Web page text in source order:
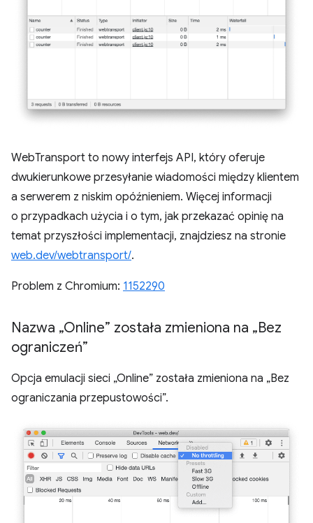
WebTransport to nowy interfejs API, który oferuje
dwukierunkowe przesyłanie wiadomości między klientem
a serwerem z niskim opóźnieniem. Więcej informacji
o przypadkach użycia i o tym, jak przekazać opinię na
temat przyszłości implementacji, znajdziesz na stronie
web.dev/webtransport/.
Problem z Chromium: 1152290
Nazwa „Online” została zmieniona na „Bez
ograniczeń”
Opcja emulacji sieci „Online” została zmieniona na „Bez
ograniczania przepustowości”.